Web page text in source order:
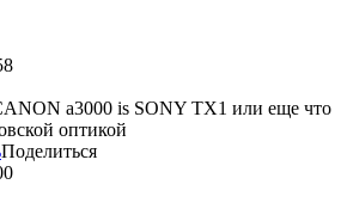
a3000 is SONY TX1 или еще что
оптикой
Поделиться